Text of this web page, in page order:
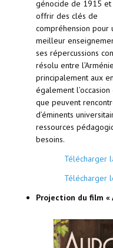
génocide de 1915
offrir des clés de
compréhension pour
meilleur
ses répercussions
résolu entre
principalement aux
également
que peuvent
d’éminents
ressources
besoins.
Télécharger
Télécharger
Projection du film «